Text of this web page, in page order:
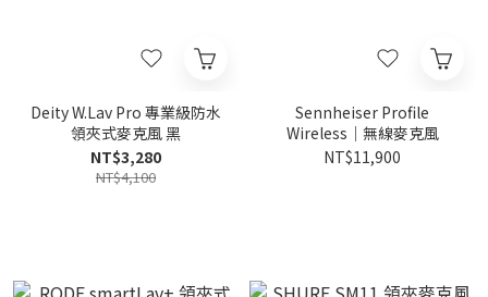
Deity W.Lav Pro 專業級防水
領夾式麥克風 黑
NT$3,280
NT$4,100
Sennheiser Profile
Wireless｜無線麥克風
NT$11,900